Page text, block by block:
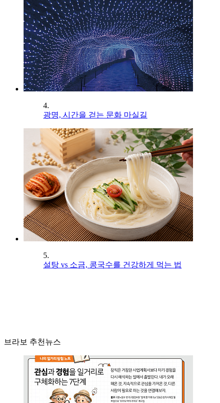
4.
광명, 시간을 걷는 문화 마실길
5.
설탕 vs 소금, 콩국수를 건강하게 먹는 법
브라보 추천뉴스